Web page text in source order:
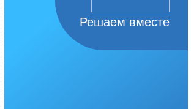
Решаем вместе